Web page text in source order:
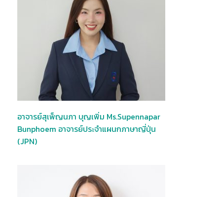
อาจารย์สุเพ็ญนภา บุญเพิ่ม Ms.Supennapar
Bunphoem อาจารย์ประจำแผนกภาษาญี่ปุ่น
(JPN)